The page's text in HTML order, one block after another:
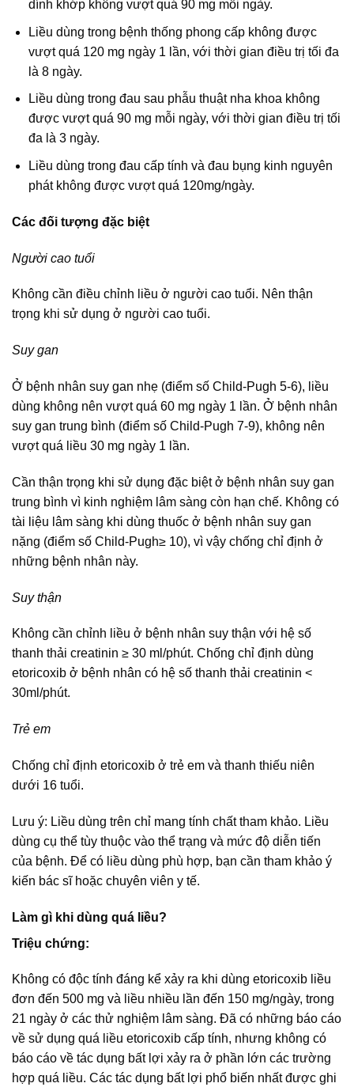
dính khớp không vượt quá 90 mg mỗi ngày.
Liều dùng trong bệnh thống phong cấp không được
vượt quá 120 mg ngày 1 lần, với thời gian điều trị tối đa
là 8 ngày.
Liều dùng trong đau sau phẫu thuật nha khoa không
được vượt quá 90 mg mỗi ngày, với thời gian điều trị tối
đa là 3 ngày.
Liều dùng trong đau cấp tính và đau bụng kinh nguyên
phát không được vượt quá 120mg/ngày.
Các đối tượng đặc biệt
Người cao tuổi
Không cần điều chỉnh liều ở người cao tuổi. Nên thận
trọng khi sử dụng ở người cao tuổi.
Suy gan
Ở bệnh nhân suy gan nhẹ (điểm số Child-Pugh 5-6), liều
dùng không nên vượt quá 60 mg ngày 1 lần. Ở bệnh nhân
suy gan trung bình (điểm số Child-Pugh 7-9), không nên
vượt quá liều 30 mg ngày 1 lần.
Cần thận trọng khi sử dụng đặc biệt ở bệnh nhân suy gan
trung bình vì kinh nghiệm lâm sàng còn hạn chế. Không có
tài liệu lâm sàng khi dùng thuốc ở bệnh nhân suy gan
nặng (điểm số Child-Pugh≥ 10), vì vậy chống chỉ định ở
những bệnh nhân này.
Suy thận
Không cần chỉnh liều ở bệnh nhân suy thận với hệ số
thanh thải creatinin ≥ 30 ml/phút. Chống chỉ định dùng
etoricoxib ở bệnh nhân có hệ số thanh thải creatinin <
30ml/phút.
Trẻ em
Chống chỉ định etoricoxib ở trẻ em và thanh thiếu niên
dưới 16 tuổi.
Lưu ý: Liều dùng trên chỉ mang tính chất tham khảo. Liều
dùng cụ thể tùy thuộc vào thể trạng và mức độ diễn tiến
của bệnh. Để có liều dùng phù hợp, bạn cần tham khảo ý
kiến bác sĩ hoặc chuyên viên y tế.
Làm gì khi dùng quá liều?
Triệu chứng:
Không có độc tính đáng kể xảy ra khi dùng etoricoxib liều
đơn đến 500 mg và liều nhiều lần đến 150 mg/ngày, trong
21 ngày ở các thử nghiệm lâm sàng. Đã có những báo cáo
về sử dụng quá liều etoricoxib cấp tính, nhưng không có
báo cáo về tác dụng bất lợi xảy ra ở phần lớn các trường
hợp quá liều. Các tác dụng bất lợi phổ biến nhất được ghi